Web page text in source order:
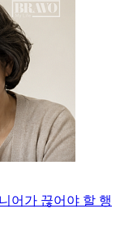
어가 끊어야 할 행